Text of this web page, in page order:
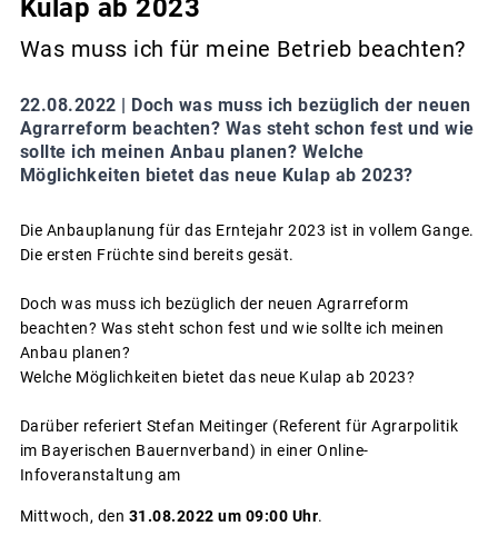
Kulap ab 2023
Was muss ich für meine Betrieb beachten?
22.08.2022 | Doch was muss ich bezüglich der neuen
Agrarreform beachten? Was steht schon fest und wie
sollte ich meinen Anbau planen? Welche
Möglichkeiten bietet das neue Kulap ab 2023?
Die Anbauplanung für das Erntejahr 2023 ist in vollem Gange.
Die ersten Früchte sind bereits gesät.
Doch was muss ich bezüglich der neuen Agrarreform
beachten? Was steht schon fest und wie sollte ich meinen
Anbau planen?
Welche Möglichkeiten bietet das neue Kulap ab 2023?
Darüber referiert Stefan Meitinger (Referent für Agrarpolitik
im Bayerischen Bauernverband) in einer Online-
Infoveranstaltung am
Mittwoch, den 31.08.2022 um 09:00 Uhr.